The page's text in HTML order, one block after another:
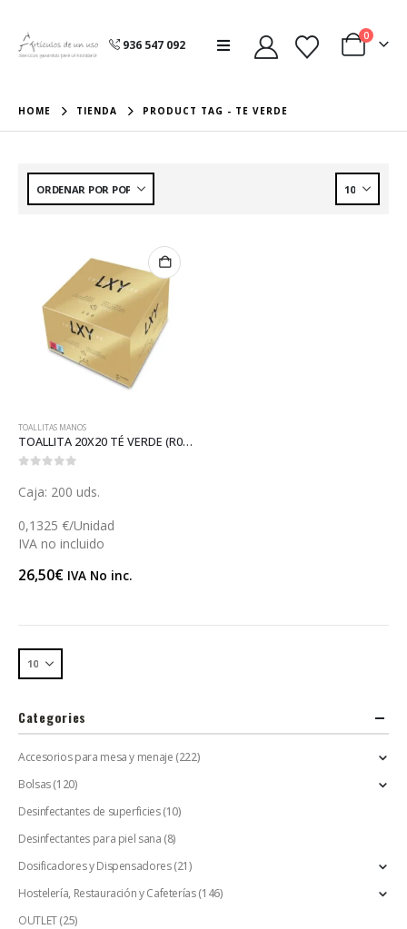
936 547 092
0
HOME TIENDA PRODUCT TAG - TE VERDE
TOALLITAS MANOS
TOALLITA 20X20 TÉ VERDE (R049TE)
Caja: 200 uds.
0,1325 €/Unidad
IVA no incluido
26,50€ IVA No inc.
Categories
Accesorios para mesa y menaje (222)
Bolsas(120)
Desinfectantes de superficies (10)
Desinfectantes para piel sana (8)
Dosificadores y Dispensadores (21)
Hostelería, Restauración y Cafeterías(146)
OUTLET(25)